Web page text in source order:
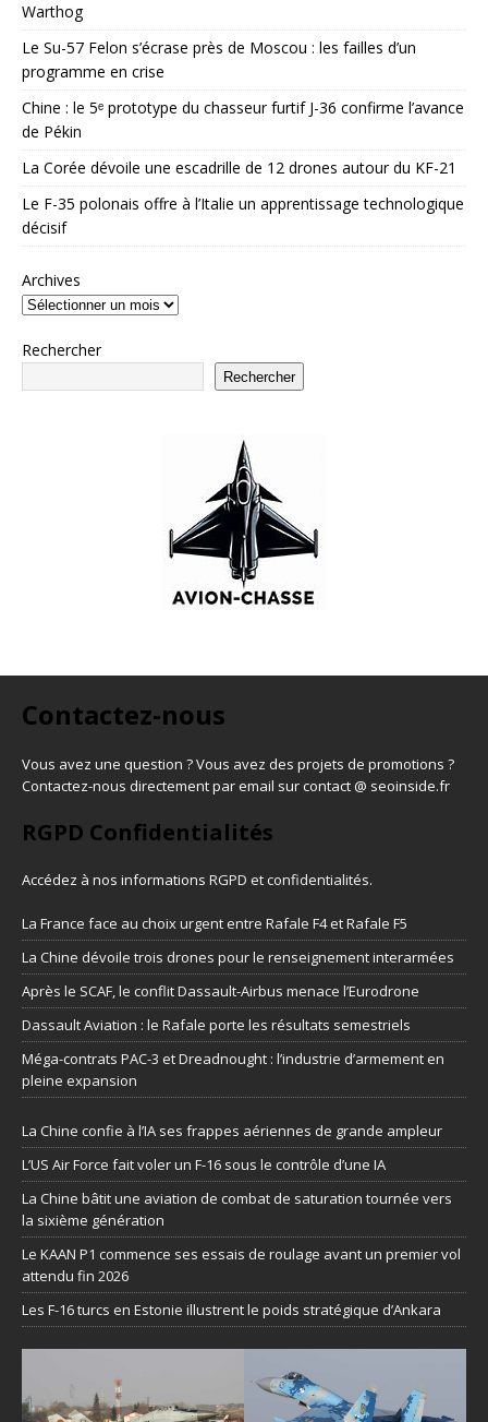
Warthog
Le Su-57 Felon s’écrase près de Moscou : les failles d’un
programme en crise
Chine : le 5ᵉ prototype du chasseur furtif J-36 confirme l’avance
de Pékin
La Corée dévoile une escadrille de 12 drones autour du KF-21
Le F-35 polonais offre à l’Italie un apprentissage technologique
décisif
Archives
Rechercher
Rechercher
Contactez-nous
Vous avez une question ? Vous avez des projets de promotions ?
Contactez-nous directement par email sur contact @ seoinside.fr
RGPD Confidentialités
Accédez à nos informations RGPD et confidentialités.
La France face au choix urgent entre Rafale F4 et Rafale F5
La Chine dévoile trois drones pour le renseignement interarmées
Après le SCAF, le conflit Dassault-Airbus menace l’Eurodrone
Dassault Aviation : le Rafale porte les résultats semestriels
Méga-contrats PAC-3 et Dreadnought : l’industrie d’armement en
pleine expansion
La Chine confie à l’IA ses frappes aériennes de grande ampleur
L’US Air Force fait voler un F-16 sous le contrôle d’une IA
La Chine bâtit une aviation de combat de saturation tournée vers
la sixième génération
Le KAAN P1 commence ses essais de roulage avant un premier vol
attendu fin 2026
Les F-16 turcs en Estonie illustrent le poids stratégique d’Ankara